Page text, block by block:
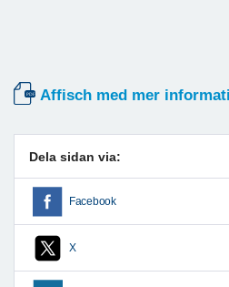
Affisch med mer
Dela sidan via:
Facebook
X